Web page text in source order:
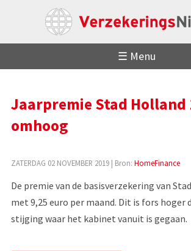
☰ Menu
Jaarpremie Stad Holland
omhoog
ZATERDAG 02 NOVEMBER 2019| Bron: HomeFinance
De premie van de basisverzekering van
met 9,25 euro per maand. Dit is fors hoger
stijging waar het kabinet vanuit is gegaan.